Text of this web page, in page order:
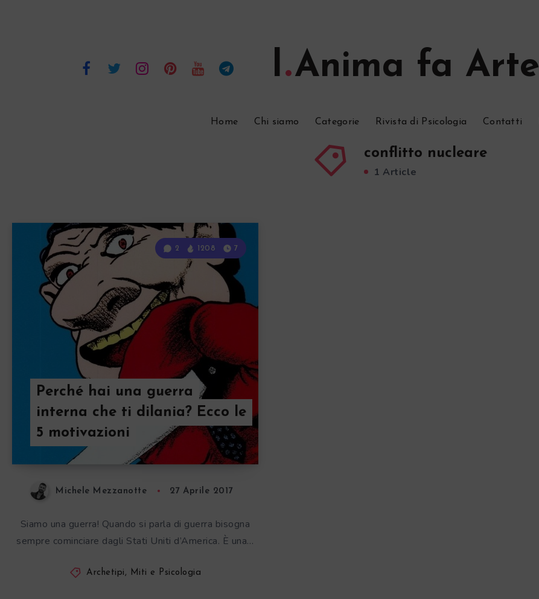
l Anima fa Arte
Home Chi siamo Categorie Rivista di Psicologia Contatti
conflitto nucleare
1 Article
Perché hai una guerra
interna che ti dilania? Ecco le
5 motivazioni
2 1208 7
Michele Mezzanotte 27 Aprile 2017
Siamo una guerra! Quando si parla di guerra bisogna
sempre cominciare dagli Stati Uniti d’America. È una…
Archetipi, Miti e Psicologia